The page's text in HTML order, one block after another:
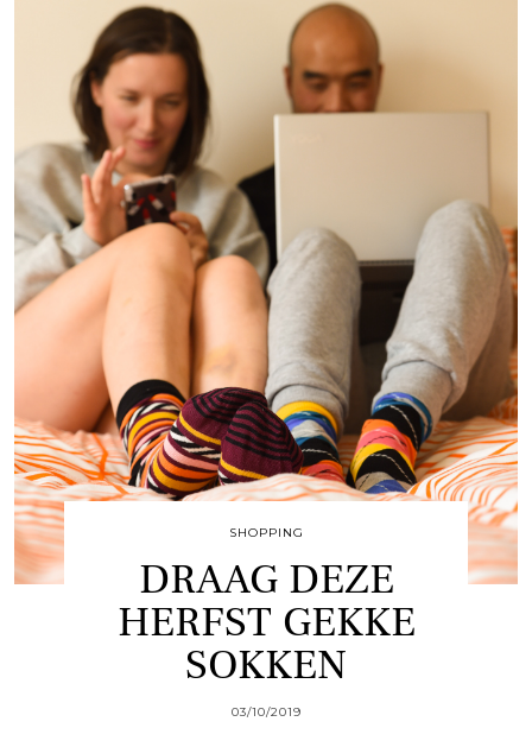
SHOPPING
DRAAG DEZE
HERFST GEKKE
SOKKEN
03/10/2019